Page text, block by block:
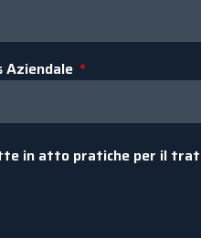
Aziendale
in atto pratiche per il